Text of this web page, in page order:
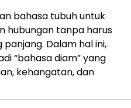
bahasa tubuh untuk
hubungan tanpa harus
Dalam hal ini,
“bahasa diam” yang
kehangatan, dan